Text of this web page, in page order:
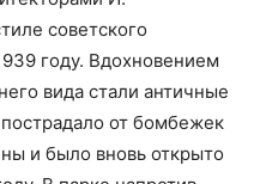
советского
году. Вдохновением
вида стали античные
от бомбежек
и было вновь открыто